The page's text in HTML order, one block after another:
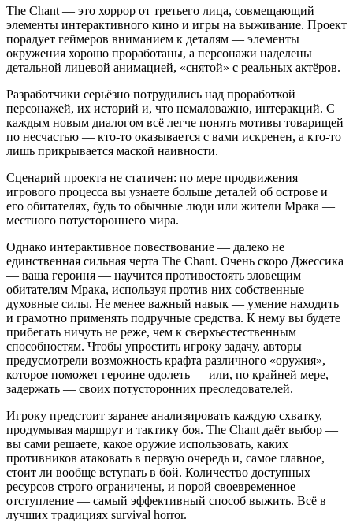
The Chant — это хоррор от третьего лица, совмещающий
элементы интерактивного кино и игры на выживание. Проект
порадует геймеров вниманием к деталям — элементы
окружения хорошо проработаны, а персонажи наделены
детальной лицевой анимацией, «снятой» с реальных актёров.
Разработчики серьёзно потрудились над проработкой
персонажей, их историй и, что немаловажно, интеракций. С
каждым новым диалогом всё легче понять мотивы товарищей
по несчастью — кто-то оказывается с вами искренен, а кто-то
лишь прикрывается маской наивности.
Сценарий проекта не статичен: по мере продвижения
игрового процесса вы узнаете больше деталей об острове и
его обитателях, будь то обычные люди или жители Мрака —
местного потустороннего мира.
Однако интерактивное повествование — далеко не
единственная сильная черта The Chant. Очень скоро Джессика
— ваша героиня — научится противостоять зловещим
обитателям Мрака, используя против них собственные
духовные силы. Не менее важный навык — умение находить
и грамотно применять подручные средства. К нему вы будете
прибегать ничуть не реже, чем к сверхъестественным
способностям. Чтобы упростить игроку задачу, авторы
предусмотрели возможность крафта различного «оружия»,
которое поможет героине одолеть — или, по крайней мере,
задержать — своих потусторонних преследователей.
Игроку предстоит заранее анализировать каждую схватку,
продумывая маршрут и тактику боя. The Chant даёт выбор —
вы сами решаете, какое оружие использовать, каких
противников атаковать в первую очередь и, самое главное,
стоит ли вообще вступать в бой. Количество доступных
ресурсов строго ограничены, и порой своевременное
отступление — самый эффективный способ выжить. Всё в
лучших традициях survival horror.